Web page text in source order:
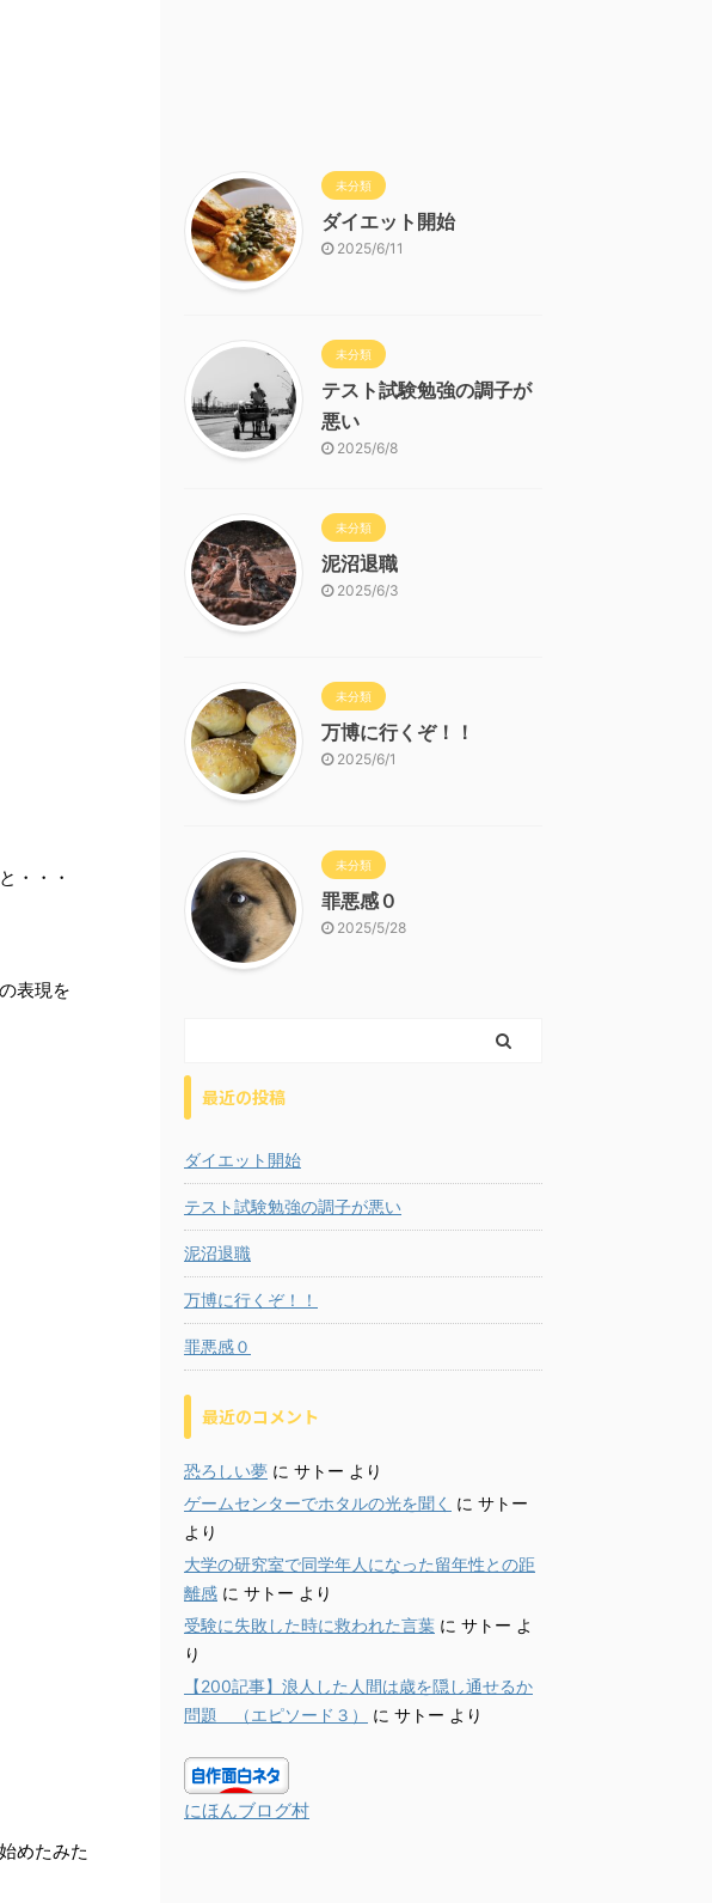
・・・
表現を
めたみた
未分類
ダイエット開始
2025/6/11
未分類
テスト試験勉強の調子が
悪い
2025/6/8
未分類
泥沼退職
2025/6/3
未分類
万博に行くぞ！！
2025/6/1
未分類
罪悪感０
2025/5/28
最近の投稿
ダイエット開始
テスト試験勉強の調子が悪い
泥沼退職
万博に行くぞ！！
罪悪感０
最近のコメント
恐ろしい夢 に サトー より
ゲームセンターでホタルの光を聞く に サトー
より
大学の研究室で同学年人になった留年性との距
離感 に サトー より
受験に失敗した時に救われた言葉 に サトー よ
り
【200記事】浪人した人間は歳を隠し通せるか
問題 （エピソード３）
に サトー より
にほんブログ村